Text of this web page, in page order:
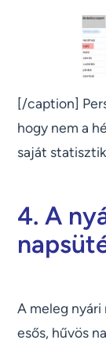
[/caption]
hogy nem a
saját
4. A
A meleg
esős, hűvös